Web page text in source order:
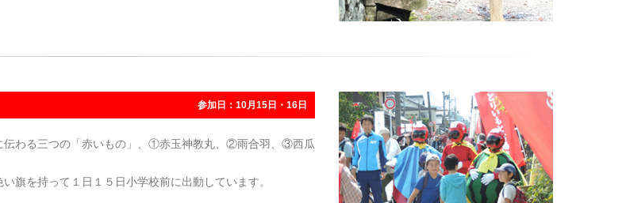
参加日：10月15日・16日
伝わる三つの「赤いもの」、①赤玉神教丸、②雨合羽、③西瓜
旗を持って１日１５日小学校前に出動しています。